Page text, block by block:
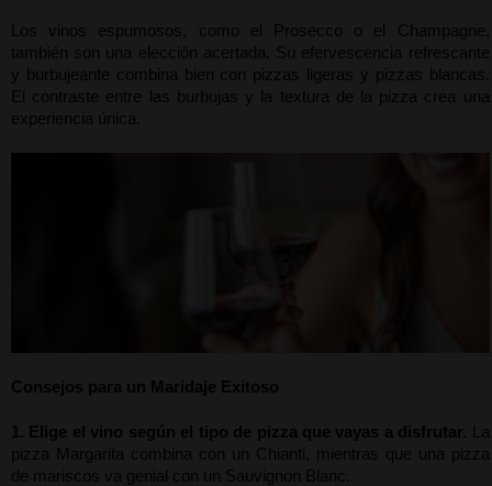
Los vinos espumosos, como el Prosecco o el Champagne,
también son una elección acertada. Su efervescencia refrescante
y burbujeante combina bien con pizzas ligeras y pizzas blancas.
El contraste entre las burbujas y la textura de la pizza crea una
experiencia única.
Consejos para un Maridaje Exitoso
1. Elige el vino según el tipo de pizza que vayas a disfrutar. La
pizza Margarita combina con un Chianti, mientras que una pizza
de mariscos va genial con un Sauvignon Blanc.